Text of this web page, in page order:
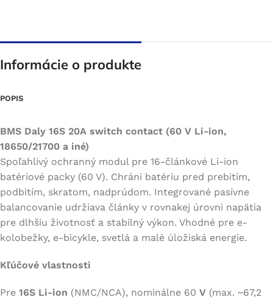
Informácie o produkte
POPIS
BMS Daly 16S 20A switch contact (60 V Li-ion,
18650/21700 a iné)
Spoľahlivý ochranný modul pre 16-článkové Li-ion
batériové packy (60 V). Chráni batériu pred prebitím,
podbitím, skratom, nadprúdom. Integrované pasívne
balancovanie udržiava články v rovnakej úrovni napätia
pre dlhšiu životnosť a stabilný výkon. Vhodné pre e-
kolobežky, e-bicykle, svetlá a malé úložiská energie.
Kľúčové vlastnosti
Pre 16S Li-ion (NMC/NCA), nominálne 60 V (max. ~67,2